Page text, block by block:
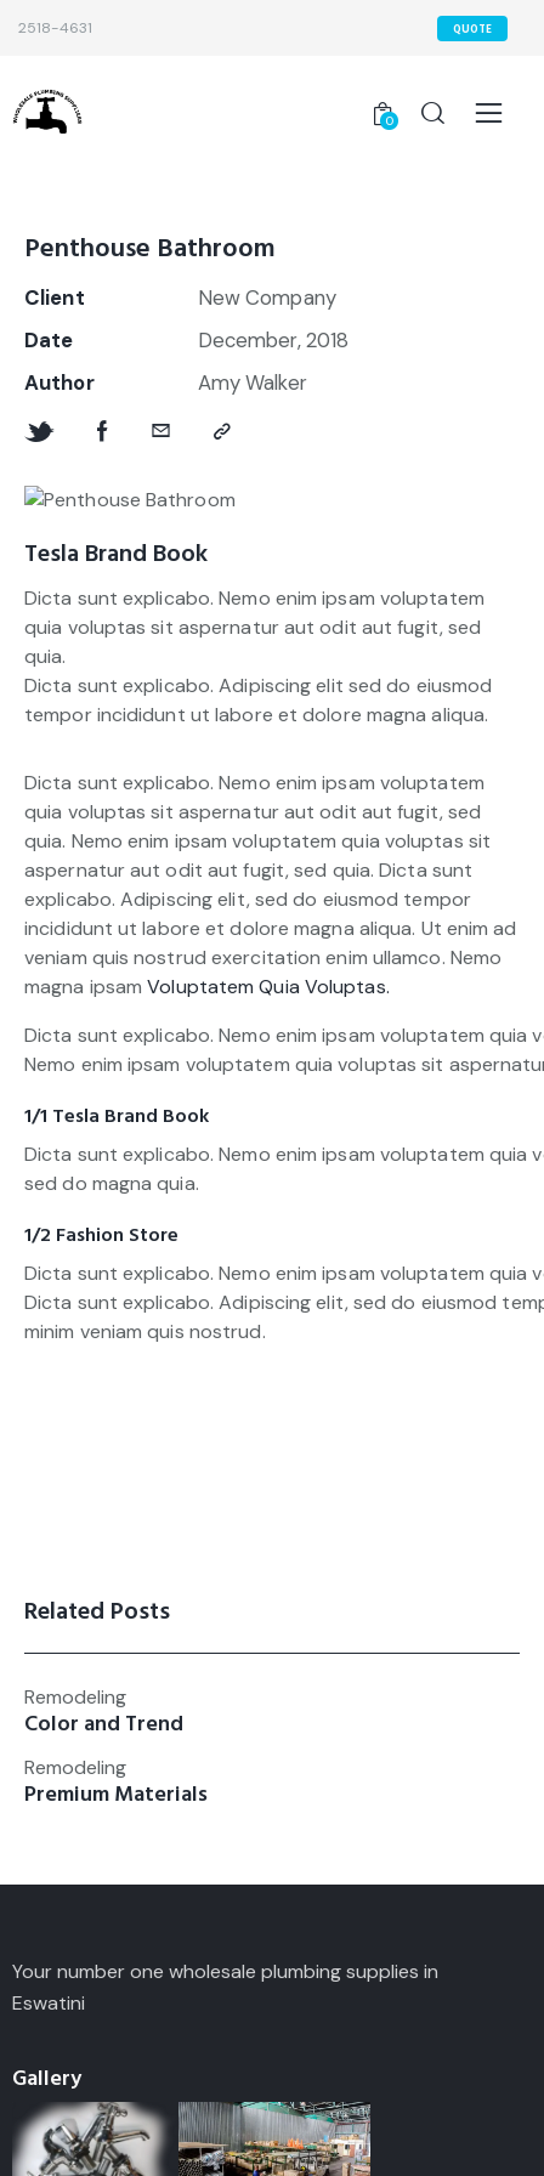
2518-4631 QUOTE
0
Penthouse Bathroom
Client
New Company
Date
December, 2018
Author
Amy Walker
Tesla Brand Book
Dicta sunt explicabo. Nemo enim ipsam voluptatem
quia voluptas sit aspernatur aut odit aut fugit, sed
quia.
Dicta sunt explicabo. Adipiscing elit sed do eiusmod
tempor incididunt ut labore et dolore magna aliqua.
Dicta sunt explicabo. Nemo enim ipsam voluptatem
quia voluptas sit aspernatur aut odit aut fugit, sed
quia. Nemo enim ipsam voluptatem quia voluptas sit
aspernatur aut odit aut fugit, sed quia. Dicta sunt
explicabo. Adipiscing elit, sed do eiusmod tempor
incididunt ut labore et dolore magna aliqua. Ut enim ad
veniam quis nostrud exercitation enim ullamco. Nemo
magna ipsamVoluptatem Quia Voluptas.
Dicta sunt explicabo. Nemo enim ipsam voluptatem
Nemo enim ipsam voluptatem quia voluptas sit
1/1 Tesla Brand Book
Dicta sunt explicabo. Nemo enim ipsam voluptatem
sed do magna quia.
1/2 Fashion Store
Dicta sunt explicabo. Nemo enim ipsam voluptatem
Dicta sunt explicabo. Adipiscing elit, sed do eiusmod
minim veniam quis nostrud.
Related Posts
Remodeling
Color and Trend
Remodeling
Premium Materials
Your number one wholesale plumbing supplies in
Eswatini
Gallery